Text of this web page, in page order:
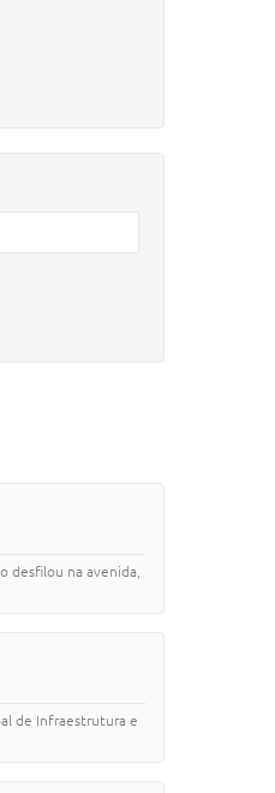
desfilou na avenida,
de Infraestrutura e